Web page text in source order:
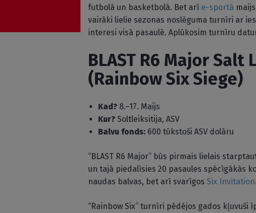
futbolā un basketbolā. Bet arī e-sportā
vairāki lielie sezonas noslēguma turnīri ar
interesi visā pasaulē. Aplūkosim turnīru
BLAST R6 Major Salt
(Rainbow Six Siege)
Kad? 8.–17. Maijs
Kur? Soltleiksitija, ASV
Balvu fonds: 600 tūkstoši ASV dolāru
“BLAST R6 Major” būs pirmais lielais
un tajā piedalīsies 20 pasaules spēcīgākās
naudas balvas, bet arī svarīgos Six
“Rainbow Six” turnīri pēdējos gados